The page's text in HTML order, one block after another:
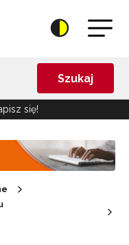
Szukaj
się!